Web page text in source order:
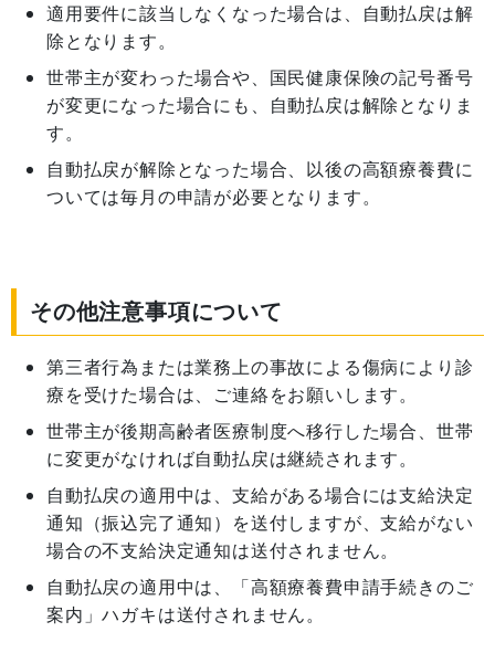
適用要件に該当しなくなった場合は、自動払戻は解
除となります。
世帯主が変わった場合や、国民健康保険の記号番号
が変更になった場合にも、自動払戻は解除となりま
す。
自動払戻が解除となった場合、以後の高額療養費に
ついては毎月の申請が必要となります。
その他注意事項について
第三者行為または業務上の事故による傷病により診
療を受けた場合は、ご連絡をお願いします。
世帯主が後期高齢者医療制度へ移行した場合、世帯
に変更がなければ自動払戻は継続されます。
自動払戻の適用中は、支給がある場合には支給決定
通知（振込完了通知）を送付しますが、支給がない
場合の不支給決定通知は送付されません。
自動払戻の適用中は、「高額療養費申請手続きのご
案内」ハガキは送付されません。